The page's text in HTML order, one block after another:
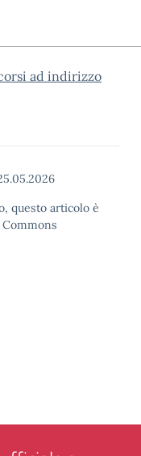
ad indirizzo
questo articolo è